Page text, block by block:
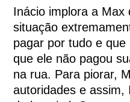
Inácio implora a
situação
pagar por tudo e
que ele não pagou
na rua. Para piorar,
autoridades e assim,